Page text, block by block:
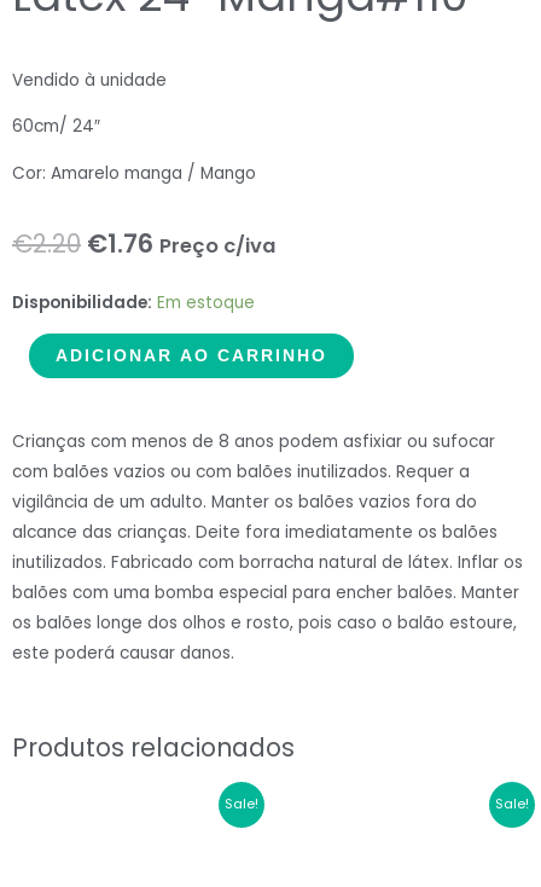
Vendido à unidade
60cm/ 24″
Cor: Amarelo manga / Mango
€2.20 O
preço
original
era:
€1.76 O
preço
atual
é:
€1.76.
Preço c/iva
Disponibilidade: Em estoque
ME
Balloons
24"
Manga#110
quantidade
ADICIONAR AO CARRINHO
Crianças com menos de 8 anos podem asfixiar ou sufocar
com balões vazios ou com balões inutilizados. Requer a
vigilância de um adulto. Manter os balões vazios fora do
alcance das crianças. Deite fora imediatamente os balões
inutilizados. Fabricado com borracha natural de látex. Inflar os
balões com uma bomba especial para encher balões. Manter
os balões longe dos olhos e rosto, pois caso o balão estoure,
este poderá causar danos.
Produtos relacionados
Sale! Sale!